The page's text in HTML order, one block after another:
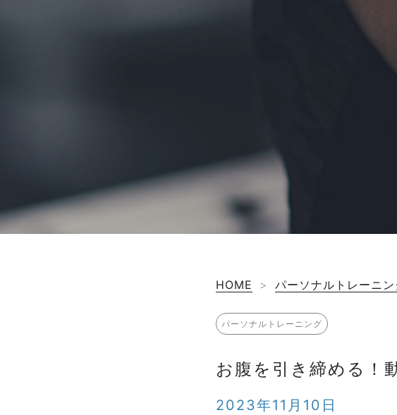
HOME > パーソナルトレーニン
パーソナルトレーニング
お腹を引き締める！
2023年11月10日